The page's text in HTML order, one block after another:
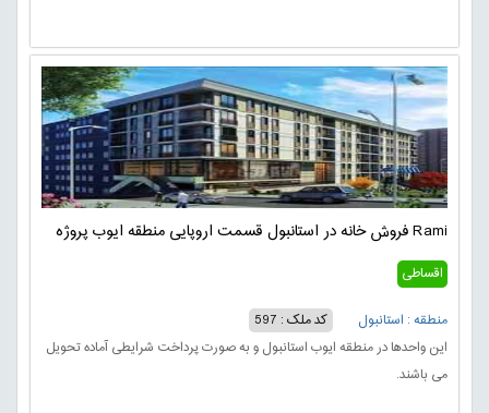
فروش خانه در استانبول قسمت اروپایی منطقه ایوب پروژه Rami
اقساطی
منطقه : استانبول
کد ملک : 597
این واحدها در منطقه ایوب استانبول و به صورت پرداخت شرایطی آماده تحویل
می باشند.